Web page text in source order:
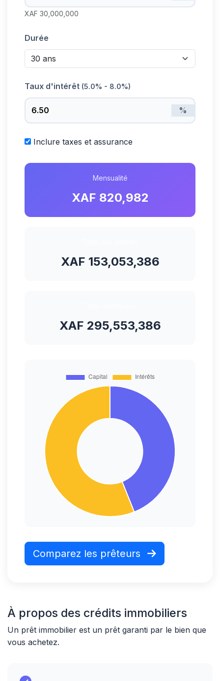
XAF 30,000,000
Durée
Taux d'intérêt (5.0% - 8.0%)
%
Inclure taxes et assurance
Mensualité
XAF 820,982
XAF 153,053,386
XAF 295,553,386
Comparez les prêteurs
À propos des crédits immobiliers
Un prêt immobilier est un prêt garanti par le bien que
vous achetez.